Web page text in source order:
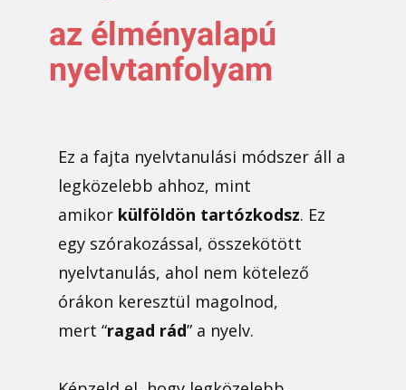
az élményalapú
nyelvtanfolyam
Ez a fajta nyelvtanulási módszer áll a
legközelebb ahhoz, mint
amikor külföldön tartózkodsz. Ez
egy szórakozással, összekötött
nyelvtanulás, ahol nem kötelező
órákon keresztül magolnod,
mert “ragad rád” a nyelv.